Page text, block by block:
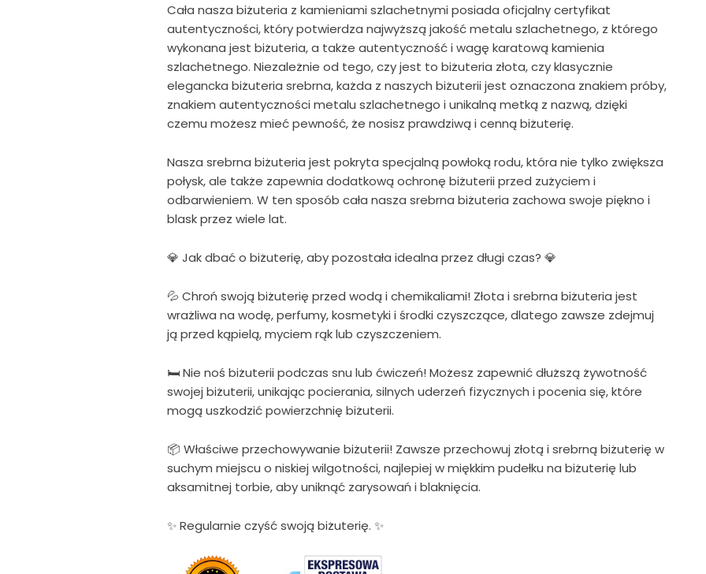
Cała nasza biżuteria z kamieniami szlachetnymi posiada oficjalny certyfikat
autentyczności, który potwierdza najwyższą jakość metalu szlachetnego, z którego
wykonana jest biżuteria, a także autentyczność i wagę karatową kamienia
szlachetnego. Niezależnie od tego, czy jest to biżuteria złota, czy klasycznie
elegancka biżuteria srebrna, każda z naszych biżuterii jest oznaczona znakiem próby,
znakiem autentyczności metalu szlachetnego i unikalną metką z nazwą, dzięki
czemu możesz mieć pewność, że nosisz prawdziwą i cenną biżuterię.
Nasza srebrna biżuteria jest pokryta specjalną powłoką rodu, która nie tylko zwiększa
połysk, ale także zapewnia dodatkową ochronę biżuterii przed zużyciem i
odbarwieniem. W ten sposób cała nasza srebrna biżuteria zachowa swoje piękno i
blask przez wiele lat.
💎 Jak dbać o biżuterię, aby pozostała idealna przez długi czas? 💎
💦 Chroń swoją biżuterię przed wodą i chemikaliami! Złota i srebrna biżuteria jest
wrażliwa na wodę, perfumy, kosmetyki i środki czyszczące, dlatego zawsze zdejmuj
ją przed kąpielą, myciem rąk lub czyszczeniem.
🛏 Nie noś biżuterii podczas snu lub ćwiczeń! Możesz zapewnić dłuższą żywotność
swojej biżuterii, unikając pocierania, silnych uderzeń fizycznych i pocenia się, które
mogą uszkodzić powierzchnię biżuterii.
📦 Właściwe przechowywanie biżuterii! Zawsze przechowuj złotą i srebrną biżuterię w
suchym miejscu o niskiej wilgotności, najlepiej w miękkim pudełku na biżuterię lub
aksamitnej torbie, aby uniknąć zarysowań i blaknięcia.
✨ Regularnie czyść swoją biżuterię. ✨